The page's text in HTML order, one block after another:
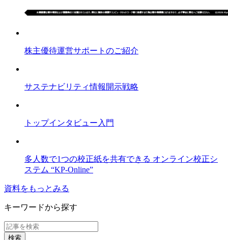
株主優待運営サポートのご紹介
サステナビリティ情報開示戦略
トップインタビュー入門
多人数で1つの校正紙を共有できる オンライン校正シ
ステム “KP-Online”
資料をもっとみる
キーワードから探す